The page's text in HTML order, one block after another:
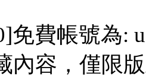
免費帳號為:
內容，僅限